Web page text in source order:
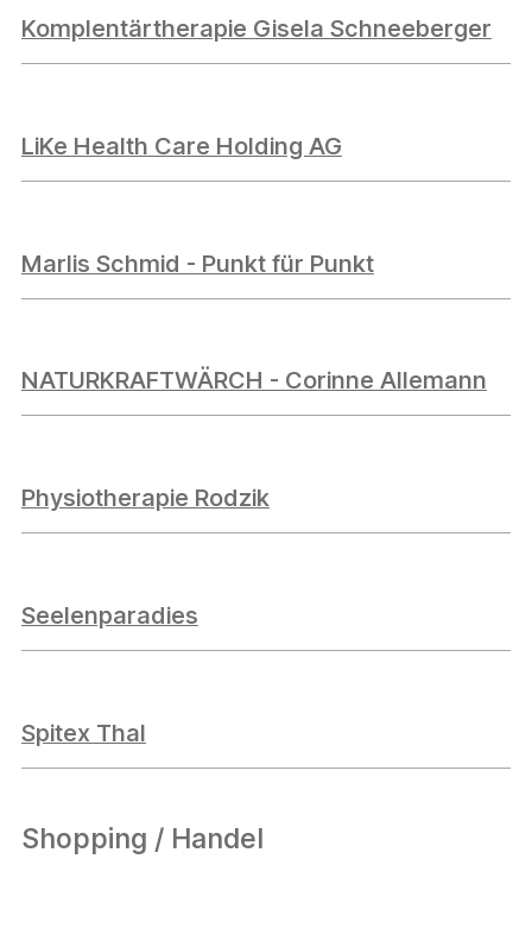
Komplentärtherapie Gisela Schneeberger
LiKe Health Care Holding AG
Marlis Schmid - Punkt für Punkt
NATURKRAFTWÄRCH - Corinne Allemann
Physiotherapie Rodzik
Seelenparadies
Spitex Thal
Shopping / Handel